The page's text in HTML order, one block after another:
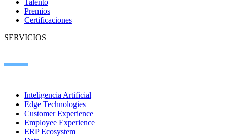
Premios
Certificaciones
SERVICIOS
Inteligencia Artificial
Edge Technologies
Customer Experience
Employee Experience
ERP Ecosystem